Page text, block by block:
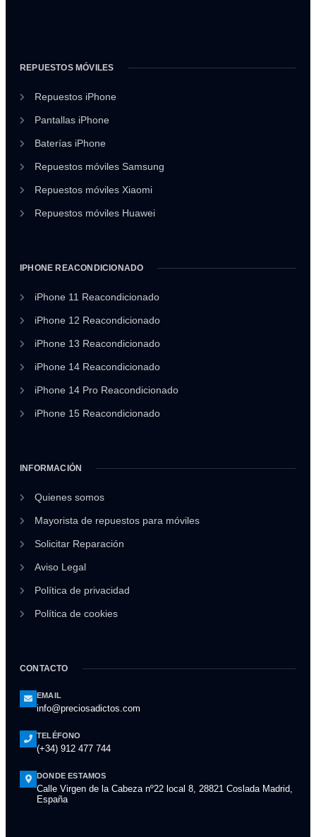
REPUESTOS MÓVILES
Repuestos iPhone
Pantallas iPhone
Baterías iPhone
Repuestos móviles Samsung
Repuestos móviles Xiaomi
Repuestos móviles Huawei
IPHONE REACONDICIONADO
iPhone 11 Reacondicionado
iPhone 12 Reacondicionado
iPhone 13 Reacondicionado
iPhone 14 Reacondicionado
iPhone 14 Pro Reacondicionado
iPhone 15 Reacondicionado
INFORMACIÓN
Quienes somos
Mayorista de repuestos para móviles
Solicitar Reparación
Aviso Legal
Política de privacidad
Política de cookies
CONTACTO
EMAIL
info@preciosadictos.com
TELÉFONO
(+34) 912 477 744
DONDE ESTAMOS
Calle Virgen de la Cabeza nº22 local 8, 28821 Coslada Madrid,
España